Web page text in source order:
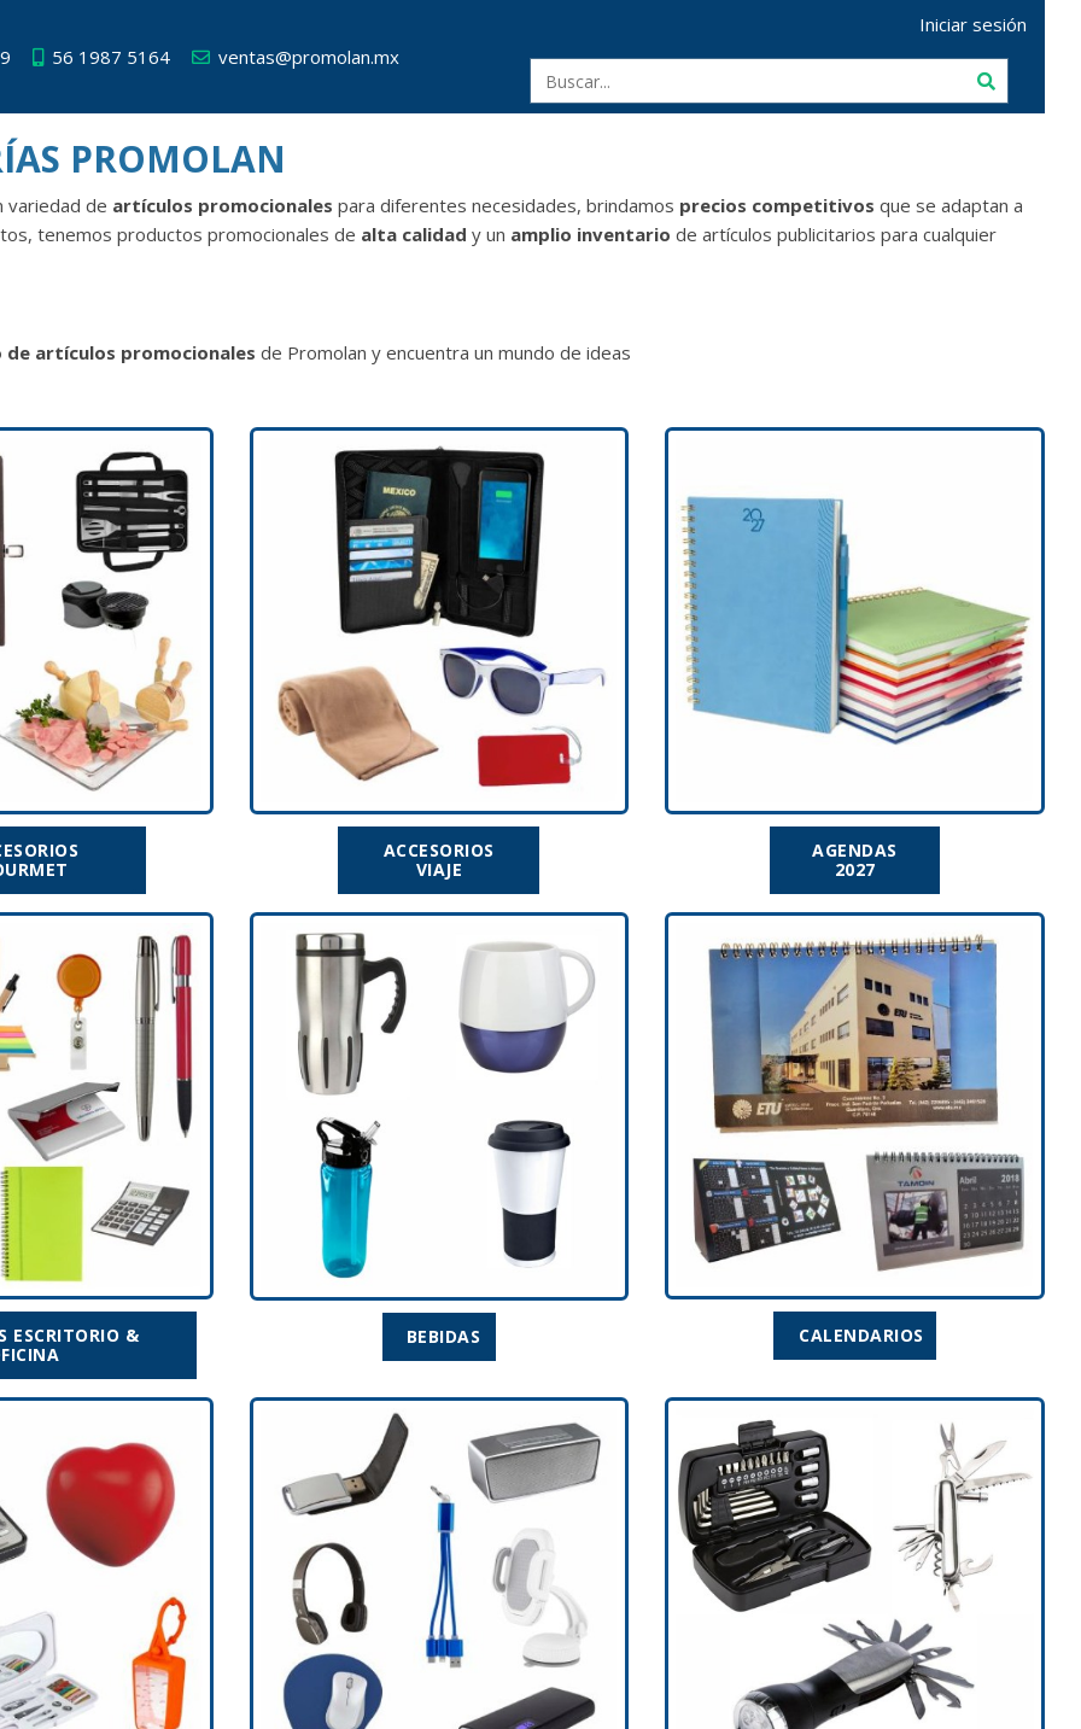
56 1987 5164 ventas@promolan.mx
Iniciar sesión
PROMOLAN
variedad de artículos promocionales para diferentes necesidades, brindamos precios competitivos que se adaptan a
tenemos productos promocionales de alta calidad y un amplio inventario de artículos publicitarios para cualquier
artículos promocionales de Promolan y encuentra un mundo de ideas
ACCESORIOS
VIAJE
AGENDAS
2027
ESCRITORIO &
BEBIDAS CALENDARIOS